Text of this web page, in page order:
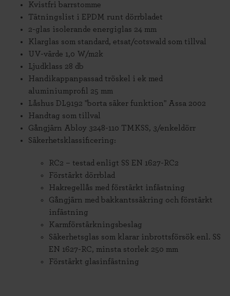
Kvistfri barrstomme
Tätningslist i EPDM runt dörrbladet
2-glas isolerande energiglas 24 mm
Klarglas som standard, etsat/cotswald som tillval
UV-värde 1,0 W/m2k
Ljudklass 28 db
Handikappanpassad tröskel i ek med
aluminiumprofil 25 mm
Låshus DL9192 "borta säker funktion" Assa 2002
Handtag som tillval
Gångjärn Abloy 3248-110 TMKSS, 3/enkeldörr
Säkerhetsklassificering:
RC2 – testad enligt SS EN 1627-RC2
Förstärkt dörrblad
Hakregellås med förstärkt infästning
Gångjärn med bakkantssäkring och förstärkt
infästning
Karmförstärkningsbeslag
Säkerhetsglas som klarar inbrottsförsök enl. SS
EN 1627-RC, minsta storlek 250 mm
Förstärkt glasinfästning